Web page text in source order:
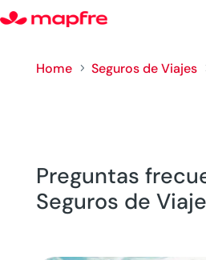
Home 5 Seguros de Viajes
Preguntas
Seguros de Viaje